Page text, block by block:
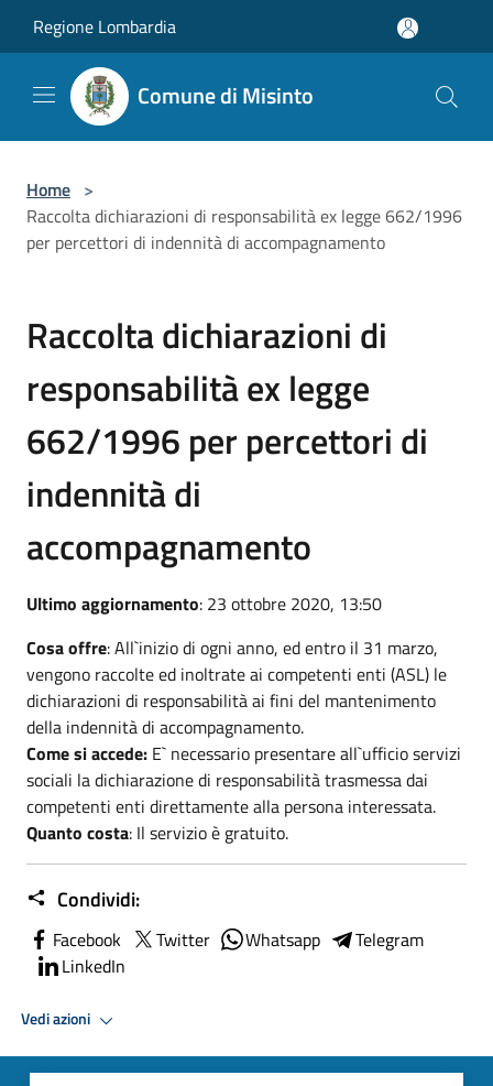
Regione Lombardia
Comune di Misinto
Home >
Raccolta dichiarazioni di responsabilità ex legge 662/1996
per percettori di indennità di accompagnamento
Raccolta dichiarazioni di
responsabilità ex legge
662/1996 per percettori di
indennità di
accompagnamento
Ultimo aggiornamento: 23 ottobre 2020, 13:50
Cosa offre: All`inizio di ogni anno, ed entro il 31 marzo,
vengono raccolte ed inoltrate ai competenti enti (ASL) le
dichiarazioni di responsabilità ai fini del mantenimento
della indennità di accompagnamento.
Come si accede: E` necessario presentare all`ufficio servizi
sociali la dichiarazione di responsabilità trasmessa dai
competenti enti direttamente alla persona interessata.
Quanto costa: Il servizio è gratuito.
Condividi:
Facebook Twitter Whatsapp
Telegram
LinkedIn
Vedi azioni